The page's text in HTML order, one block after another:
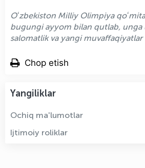
Oʻzbekiston Milliy Olimpiya
bugungi ayyom bilan qutlab, unga
salomatlik va yangi
Chop etish
Yangiliklar
Ochiq ma'lumotlar
Ijtimoiy roliklar